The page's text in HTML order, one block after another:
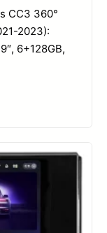
CC3 360°
2023):
6+128GB,